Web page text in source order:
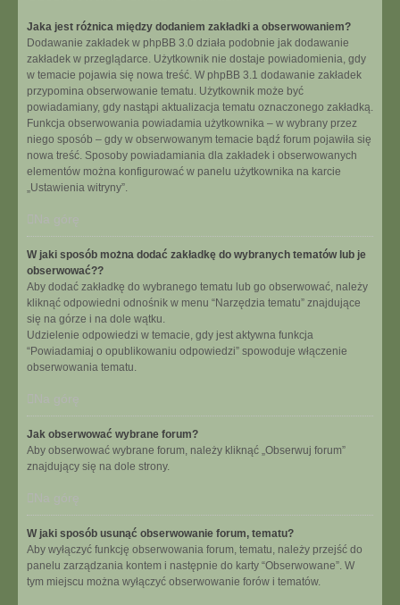
Jaka jest różnica między dodaniem zakładki a obserwowaniem?
Dodawanie zakładek w phpBB 3.0 działa podobnie jak dodawanie
zakładek w przeglądarce. Użytkownik nie dostaje powiadomienia, gdy
w temacie pojawia się nowa treść. W phpBB 3.1 dodawanie zakładek
przypomina obserwowanie tematu. Użytkownik może być
powiadamiany, gdy nastąpi aktualizacja tematu oznaczonego zakładką.
Funkcja obserwowania powiadamia użytkownika – w wybrany przez
niego sposób – gdy w obserwowanym temacie bądź forum pojawiła się
nowa treść. Sposoby powiadamiania dla zakładek i obserwowanych
elementów można konfigurować w panelu użytkownika na karcie
„Ustawienia witryny”.
Na górę
W jaki sposób można dodać zakładkę do wybranych tematów lub je
obserwować??
Aby dodać zakładkę do wybranego tematu lub go obserwować, należy
kliknąć odpowiedni odnośnik w menu “Narzędzia tematu” znajdujące
się na górze i na dole wątku.
Udzielenie odpowiedzi w temacie, gdy jest aktywna funkcja
“Powiadamiaj o opublikowaniu odpowiedzi” spowoduje włączenie
obserwowania tematu.
Na górę
Jak obserwować wybrane forum?
Aby obserwować wybrane forum, należy kliknąć „Obserwuj forum”
znajdujący się na dole strony.
Na górę
W jaki sposób usunąć obserwowanie forum, tematu?
Aby wyłączyć funkcję obserwowania forum, tematu, należy przejść do
panelu zarządzania kontem i następnie do karty “Obserwowane”. W
tym miejscu można wyłączyć obserwowanie forów i tematów.